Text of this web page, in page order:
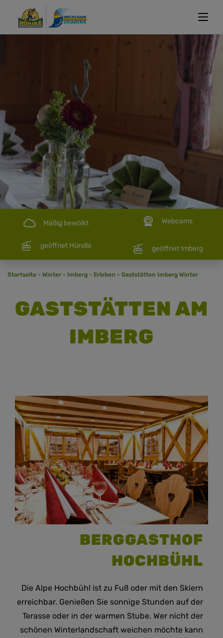
Mäßig bewölkt
geöffnet Hündle geöffnet Imberg
Webcams
Startseite - Winter - Imberg - Erleben - Gaststätten Imberg Winter
GASTSTÄTTEN AM
IMBERG
BERGGASTHOF
HOCHBÜHL
Die Alpe Hochbühl ist zu Fuß oder mit den Skiern
erreichbar. Genießen Sie sonnige Stunden auf der
Terasse oder in der warmen Stube. Wer nicht der
schönen Winterlandschaft weichen möchte kann